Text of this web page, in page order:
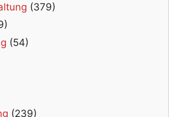
(379)
(54)
(239)